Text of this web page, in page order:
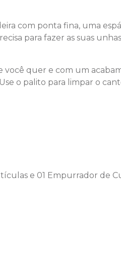
com ponta fina, uma
para fazer as suas
você quer e com um
o palito para limpar o
e 01 Empurrador de